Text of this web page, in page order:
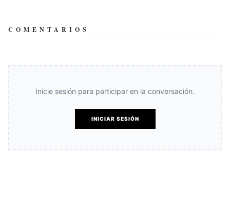
COMENTARIOS
Inicie sesión para participar en la conversación.
INICIAR SESIÓN